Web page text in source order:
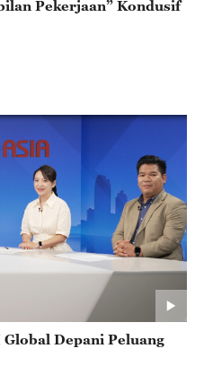
Pekerjaan” Kondusif
Depani Peluang